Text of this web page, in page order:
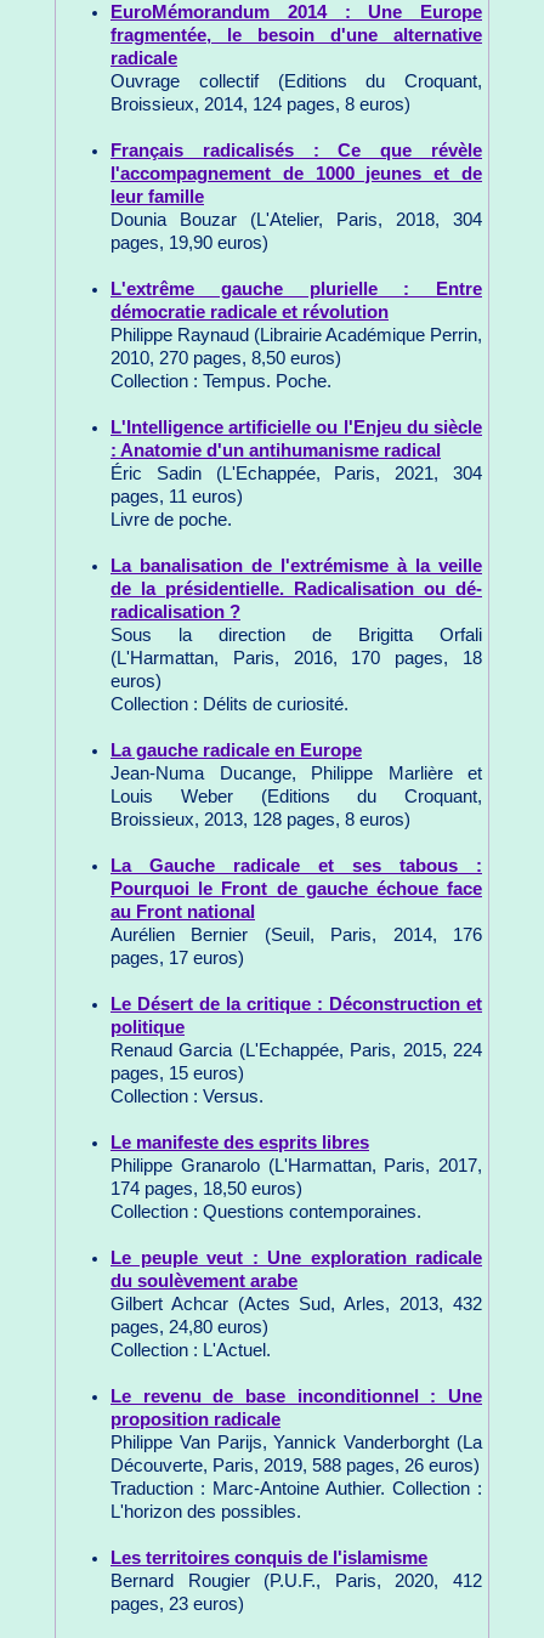
EuroMémorandum 2014 : Une Europe
fragmentée, le besoin d'une alternative
radicale
Ouvrage collectif (Editions du Croquant,
Broissieux, 2014, 124 pages, 8 euros)
Français radicalisés : Ce que révèle
l'accompagnement de 1000 jeunes et de
leur famille
Dounia Bouzar (L'Atelier, Paris, 2018, 304
pages, 19,90 euros)
L'extrême gauche plurielle : Entre
démocratie radicale et révolution
Philippe Raynaud (Librairie Académique Perrin,
2010, 270 pages, 8,50 euros)
Collection : Tempus. Poche.
L'Intelligence artificielle ou l'Enjeu du siècle
: Anatomie d'un antihumanisme radical
Éric Sadin (L'Echappée, Paris, 2021, 304
pages, 11 euros)
Livre de poche.
La banalisation de l'extrémisme à la veille
de la présidentielle. Radicalisation ou dé-
radicalisation ?
Sous la direction de Brigitta Orfali
(L'Harmattan, Paris, 2016, 170 pages, 18
euros)
Collection : Délits de curiosité.
La gauche radicale en Europe
Jean-Numa Ducange, Philippe Marlière et
Louis Weber (Editions du Croquant,
Broissieux, 2013, 128 pages, 8 euros)
La Gauche radicale et ses tabous :
Pourquoi le Front de gauche échoue face
au Front national
Aurélien Bernier (Seuil, Paris, 2014, 176
pages, 17 euros)
Le Désert de la critique : Déconstruction et
politique
Renaud Garcia (L'Echappée, Paris, 2015, 224
pages, 15 euros)
Collection : Versus.
Le manifeste des esprits libres
Philippe Granarolo (L'Harmattan, Paris, 2017,
174 pages, 18,50 euros)
Collection : Questions contemporaines.
Le peuple veut : Une exploration radicale
du soulèvement arabe
Gilbert Achcar (Actes Sud, Arles, 2013, 432
pages, 24,80 euros)
Collection : L'Actuel.
Le revenu de base inconditionnel : Une
proposition radicale
Philippe Van Parijs, Yannick Vanderborght (La
Découverte, Paris, 2019, 588 pages, 26 euros)
Traduction : Marc-Antoine Authier. Collection :
L'horizon des possibles.
Les territoires conquis de l'islamisme
Bernard Rougier (P.U.F., Paris, 2020, 412
pages, 23 euros)